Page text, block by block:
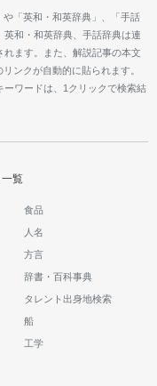
「英和・和英辞典」、「手話
和・和英辞典、手話辞典は連
ます。また、解説記事の本文
ンクが自動的に貼られます。
ワードは、1クリックで検索結
覧
食品
人名
方言
辞書・百科事典
タレント出身地検索
船
工学